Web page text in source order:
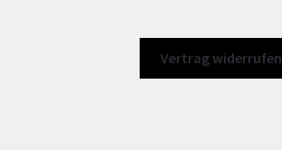
Vertrag widerrufen